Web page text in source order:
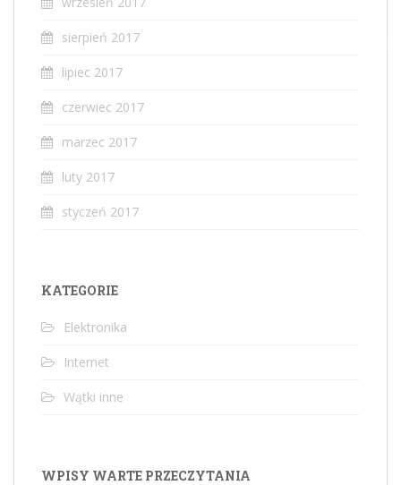
sierpień 2017
lipiec 2017
czerwiec 2017
marzec 2017
luty 2017
styczeń 2017
KATEGORIE
Elektronika
Internet
Wątki inne
WPISY WARTE PRZECZYTANIA